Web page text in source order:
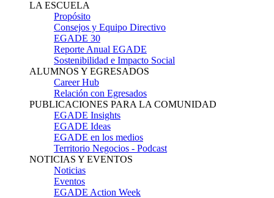
LA ESCUELA
Propósito
Consejos y Equipo Directivo
EGADE 30
Reporte Anual EGADE
Sostenibilidad e Impacto Social
ALUMNOS Y EGRESADOS
Career Hub
Relación con Egresados
PUBLICACIONES PARA LA COMUNIDAD
EGADE Insights
EGADE Ideas
EGADE en los medios
Territorio Negocios - Podcast
NOTICIAS Y EVENTOS
Noticias
Eventos
EGADE Action Week